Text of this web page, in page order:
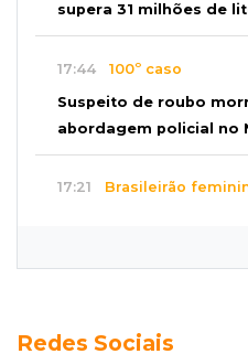
supera 31 milhões de
17:44 100º caso
Suspeito de roubo
abordagem policial no
17:21 Brasileirão
Grêmio vira sobre São
Redes Sociais